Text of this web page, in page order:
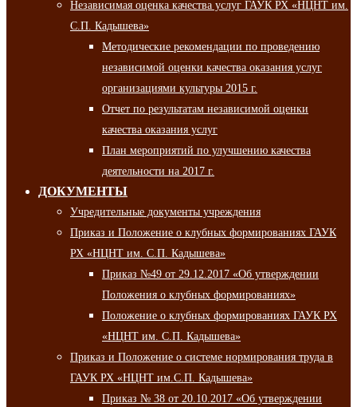
Независимая оценка качества услуг ГАУК РХ «НЦНТ им.
С.П. Кадышева»
Методические рекомендации по проведению
независимой оценки качества оказания услуг
организациями культуры 2015 г.
Отчет по результатам независимой оценки
качества оказания услуг
План мероприятий по улучшению качества
деятельности на 2017 г.
ДОКУМЕНТЫ
Учредительные документы учреждения
Приказ и Положение о клубных формированиях ГАУК
РХ «НЦНТ им. С.П. Кадышева»
Приказ №49 от 29.12.2017 «Об утверждении
Положения о клубных формированиях»
Положение о клубных формированиях ГАУК РХ
«НЦНТ им. С.П. Кадышева»
Приказ и Положение о системе нормирования труда в
ГАУК РХ «НЦНТ им.С.П. Кадышева»
Приказ № 38 от 20.10.2017 «Об утверждении